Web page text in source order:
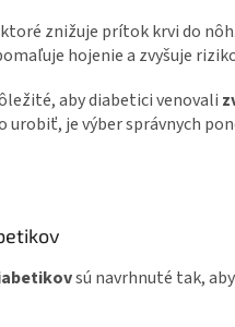
znižuje prítok krvi do
hojenie a zvyšuje
aby diabetici venovali
urobiť, je výber správnych
sú navrhnuté tak,